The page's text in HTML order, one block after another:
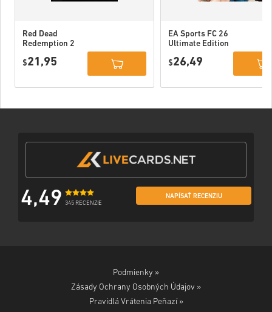
Red Dead
Redemption 2
$21,95
EA Sports FC 26
Ultimate Edition
Series X|S
$26,49
4,49 345 RECENZIE
NAPÍSAŤ RECENZIU
Podmienky »
Zásady Ochrany Osobných Údajov »
Pravidlá Vrátenia Peňazí »